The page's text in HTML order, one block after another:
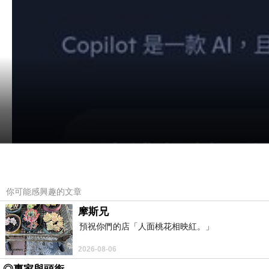
你可能感興趣的文章
摩斯兄
預祝你們的店「人面桃花相映紅。」
2026-08-06